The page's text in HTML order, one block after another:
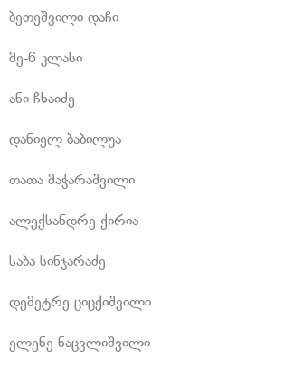
ბეთეშვილი დაჩი
მე-6 კლასი
ანი ჩხაიძე
დანიელ ბაბილუა
თათა მაჭარაშვილი
ალექსანდრე ქირია
საბა სინჯარაძე
დემეტრე ციცქიშვილი
ელენე ნაცვლიშვილი